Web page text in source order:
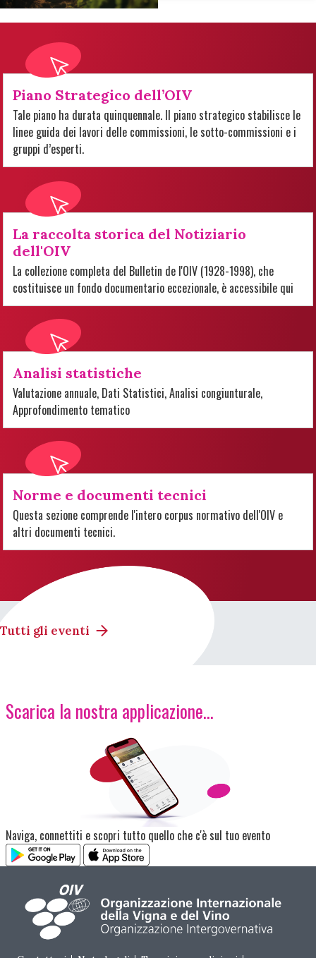
Piano Strategico dell’OIV
Tale piano ha durata quinquennale. Il piano strategico stabilisce le
linee guida dei lavori delle commissioni, le sotto-commissioni e i
gruppi d’esperti.
La raccolta storica del Notiziario
dell'OIV
La collezione completa del Bulletin de l'OIV (1928-1998), che
costituisce un fondo documentario eccezionale, è accessibile qui
Analisi statistiche
Valutazione annuale, Dati Statistici, Analisi congiunturale,
Approfondimento tematico
Norme e documenti tecnici
Questa sezione comprende l'intero corpus normativo dell'OIV e
altri documenti tecnici.
Tutti gli eventi
Scarica la nostra applicazione...
Immagine
Naviga, connettiti e scopri tutto quello che c'è sul tuo evento